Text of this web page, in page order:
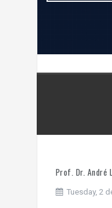
Prof. Dr. André
Tuesday, 2